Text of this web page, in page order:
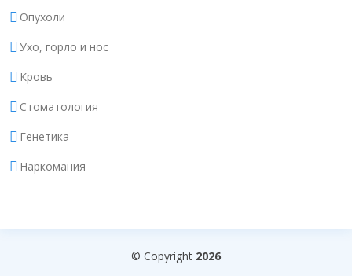
Опухоли
Ухо, горло и нос
Кровь
Стоматология
Генетика
Наркомания
© Copyright 2026